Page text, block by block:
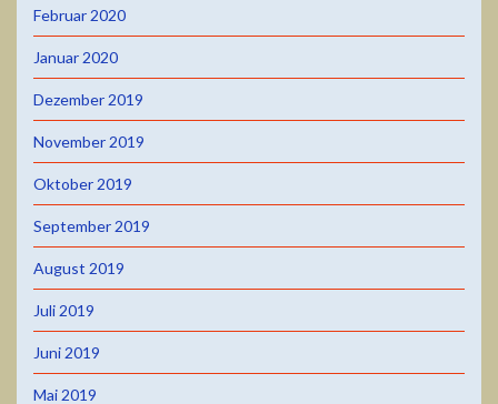
Februar 2020
Januar 2020
Dezember 2019
November 2019
Oktober 2019
September 2019
August 2019
Juli 2019
Juni 2019
Mai 2019